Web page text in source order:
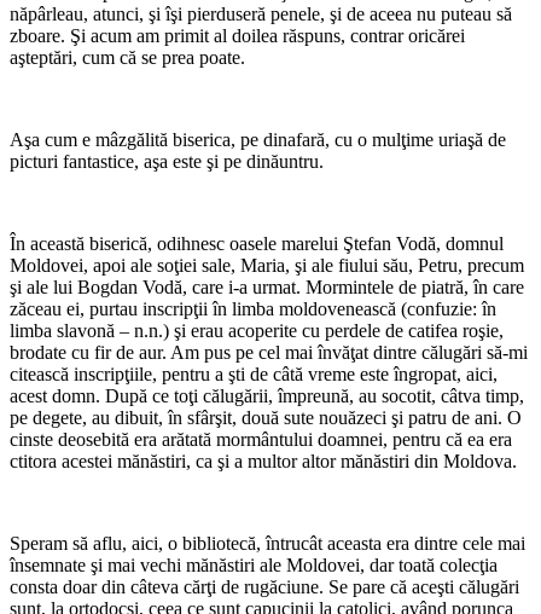
năpârleau, atunci, şi îşi pierduseră penele, şi de aceea nu puteau să
zboare. Şi acum am primit al doilea răspuns, contrar oricărei
aşteptări, cum că se prea poate.
Aşa cum e mâzgălită biserica, pe dinafară, cu o mulţime uriaşă de
picturi fantastice, aşa este şi pe dinăuntru.
În această biserică, odihnesc oasele marelui Ştefan Vodă, domnul
Moldovei, apoi ale soţiei sale, Maria, şi ale fiului său, Petru, precum
şi ale lui Bogdan Vodă, care i-a urmat. Mormintele de piatră, în care
zăceau ei, purtau inscripţii în limba moldovenească (confuzie: în
limba slavonă – n.n.) şi erau acoperite cu perdele de catifea roşie,
brodate cu fir de aur. Am pus pe cel mai învăţat dintre călugări să-mi
citească inscripţiile, pentru a şti de câtă vreme este îngropat, aici,
acest domn. După ce toţi călugării, împreună, au socotit, câtva timp,
pe degete, au dibuit, în sfârşit, două sute nouăzeci şi patru de ani. O
cinste deosebită era arătată mormântului doamnei, pentru că ea era
ctitora acestei mănăstiri, ca şi a multor altor mănăstiri din Moldova.
Speram să aflu, aici, o bibliotecă, întrucât aceasta era dintre cele mai
însemnate şi mai vechi mănăstiri ale Moldovei, dar toată colecţia
consta doar din câteva cărţi de rugăciune. Se pare că aceşti călugări
sunt, la ortodocşi, ceea ce sunt capucinii la catolici, având porunca